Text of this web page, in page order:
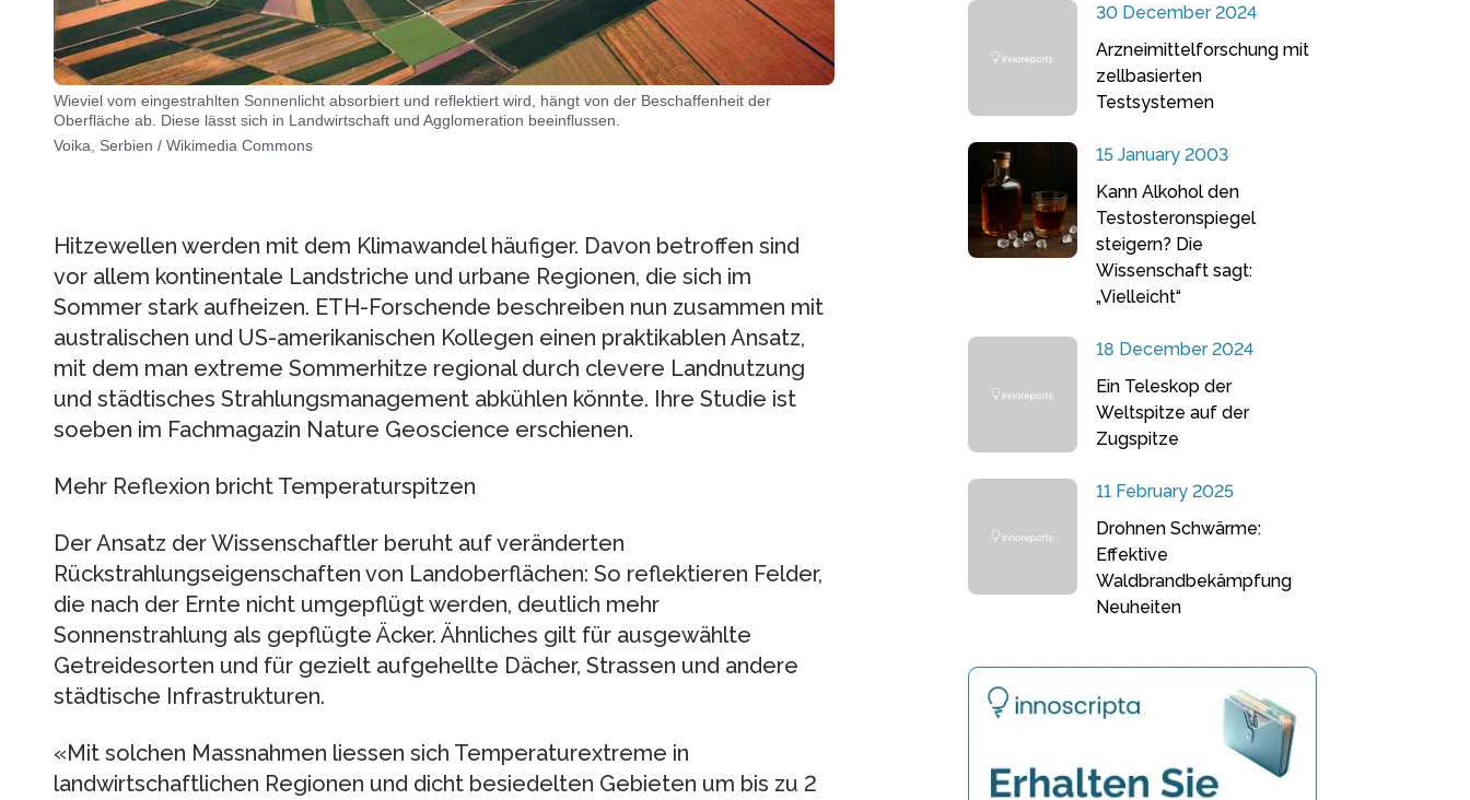
Wieviel vom eingestrahlten Sonnenlicht absorbiert und reflektiert wird, hängt von der Beschaffenheit der
Oberfläche ab. Diese lässt sich in Landwirtschaft und Agglomeration beeinflussen.
Voika, Serbien / Wikimedia Commons
Hitzewellen werden mit dem Klimawandel häufiger. Davon betroffen sind
vor allem kontinentale Landstriche und urbane Regionen, die sich im
Sommer stark aufheizen. ETH-Forschende beschreiben nun zusammen mit
australischen und US-amerikanischen Kollegen einen praktikablen Ansatz,
mit dem man extreme Sommerhitze regional durch clevere Landnutzung
und städtisches Strahlungsmanagement abkühlen könnte. Ihre Studie ist
soeben im Fachmagazin Nature Geoscience erschienen.
Mehr Reflexion bricht Temperaturspitzen
Der Ansatz der Wissenschaftler beruht auf veränderten
Rückstrahlungseigenschaften von Landoberflächen: So reflektieren Felder,
die nach der Ernte nicht umgepflügt werden, deutlich mehr
Sonnenstrahlung als gepflügte Äcker. Ähnliches gilt für ausgewählte
Getreidesorten und für gezielt aufgehellte Dächer, Strassen und andere
städtische Infrastrukturen.
«Mit solchen Massnahmen liessen sich Temperaturextreme in
landwirtschaftlichen Regionen und dicht besiedelten Gebieten um bis zu 2
30 December 2024
Arzneimittelforschung mit
zellbasierten
Testsystemen
15 January 2003
Kann Alkohol den
Testosteronspiegel
steigern? Die
Wissenschaft sagt:
„Vielleicht“
18 December 2024
Ein Teleskop der
Weltspitze auf der
Zugspitze
11 February 2025
Drohnen Schwärme:
Effektive
Waldbrandbekämpfung
Neuheiten